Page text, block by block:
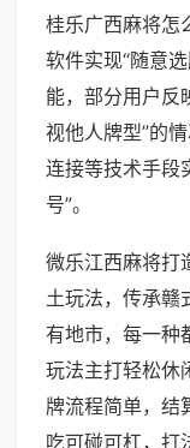
桂乐广西麻将怎
软件实现“随意
能，部分用户反
视他人牌型”的
连接等技术手段
号”。
微乐江西麻将打
土玩法，传承赣
有地市，每一种
玩法主打轻松休
牌流程简单，结
吃可碰可杠，打